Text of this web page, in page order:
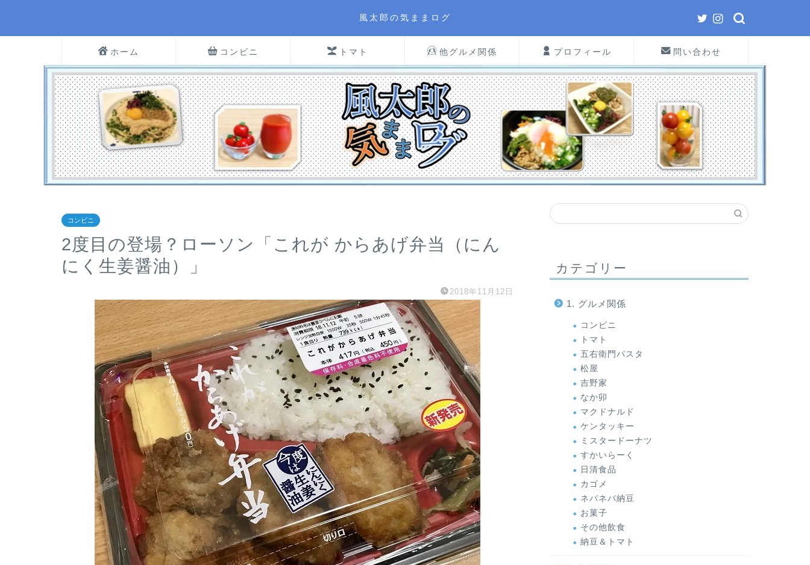
風太郎の気ままログ
ホーム コンビニ トマト 他グルメ関係 プロフィール 問い合わせ
コンビニ
2度目の登場？ローソン「これが からあげ弁当（にん
にく生姜醤油）」
2018年11月12日
カテゴリー
1. グルメ関係
コンビニ
トマト
五右衛門パスタ
松屋
吉野家
なか卯
マクドナルド
ケンタッキー
ミスタードーナツ
すかいらーく
日清食品
カゴメ
ネバネバ納豆
お菓子
その他飲食
納豆＆トマト